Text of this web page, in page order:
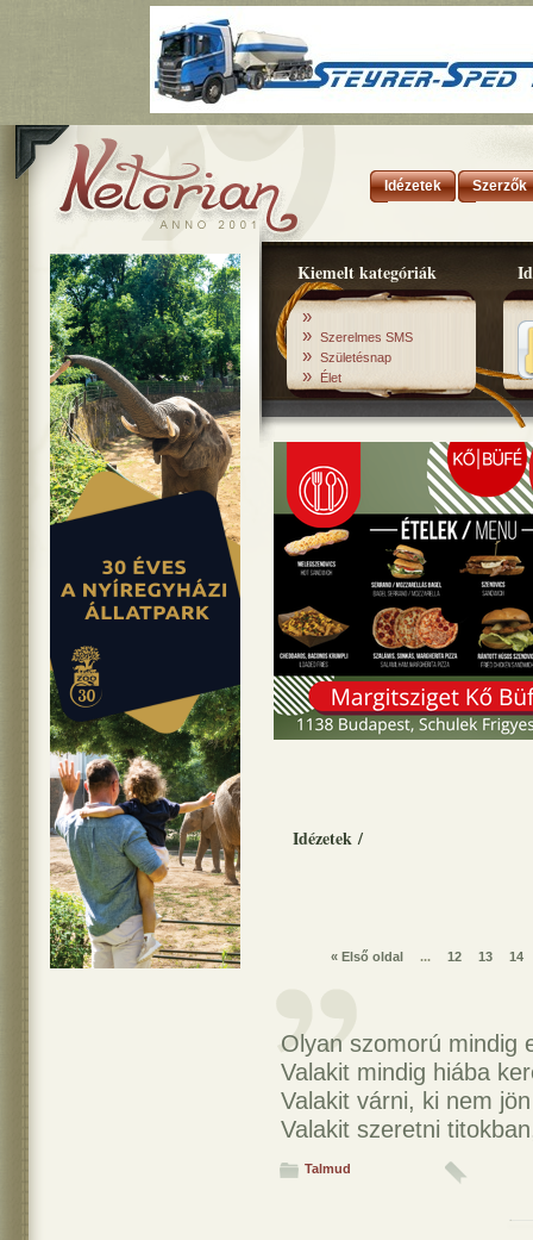
Idézetek Szerzők
Kiemelt kategóriák
»
» Szerelmes SMS
» Születésnap
» Élet
Idézetek /
« Első oldal ... 12 13 14
Olyan szomorú mindig
Valakit mindig hiába
Valakit várni, ki nem
Valakit szeretni
Talmud